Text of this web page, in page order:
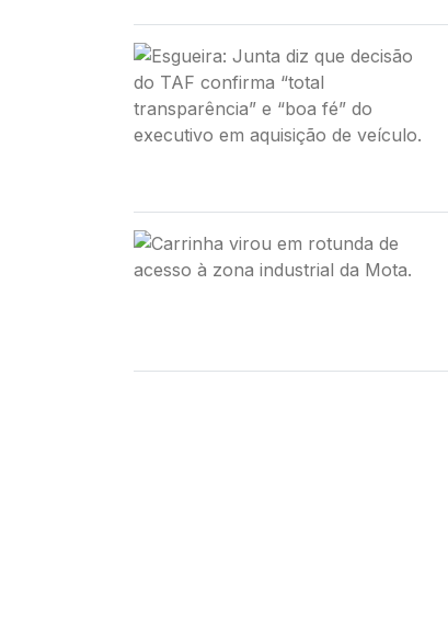
Imagem
Imagem